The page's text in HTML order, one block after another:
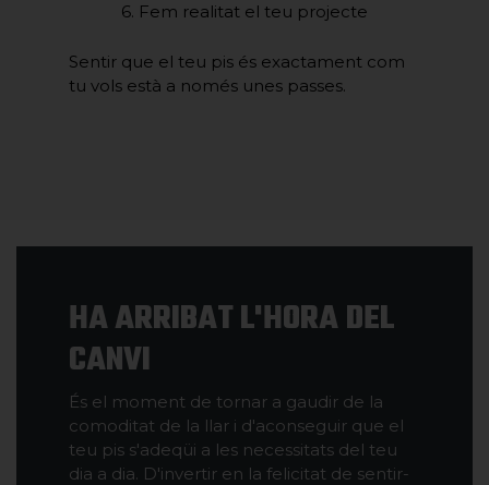
6. Fem realitat el teu projecte
Sentir que el teu pis és exactament com
tu vols està a només unes passes.
HA ARRIBAT L'HORA DEL
CANVI
És el moment de tornar a gaudir de la
comoditat de la llar i d'aconseguir que el
teu pis s'adeqüi a les necessitats del teu
dia a dia. D'invertir en la felicitat de sentir-